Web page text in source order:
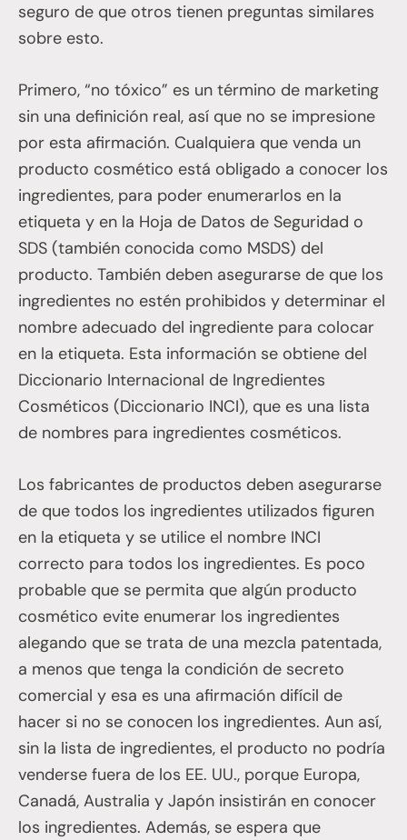
seguro de que otros tienen preguntas similares
sobre esto.
Primero, “no tóxico” es un término de marketing
sin una definición real, así que no se impresione
por esta afirmación. Cualquiera que venda un
producto cosmético está obligado a conocer los
ingredientes, para poder enumerarlos en la
etiqueta y en la Hoja de Datos de Seguridad o
SDS (también conocida como MSDS) del
producto. También deben asegurarse de que los
ingredientes no estén prohibidos y determinar el
nombre adecuado del ingrediente para colocar
en la etiqueta. Esta información se obtiene del
Diccionario Internacional de Ingredientes
Cosméticos (Diccionario INCI), que es una lista
de nombres para ingredientes cosméticos.
Los fabricantes de productos deben asegurarse
de que todos los ingredientes utilizados figuren
en la etiqueta y se utilice el nombre INCI
correcto para todos los ingredientes. Es poco
probable que se permita que algún producto
cosmético evite enumerar los ingredientes
alegando que se trata de una mezcla patentada,
a menos que tenga la condición de secreto
comercial y esa es una afirmación difícil de
hacer si no se conocen los ingredientes. Aun así,
sin la lista de ingredientes, el producto no podría
venderse fuera de los EE. UU., porque Europa,
Canadá, Australia y Japón insistirán en conocer
los ingredientes. Además, se espera que